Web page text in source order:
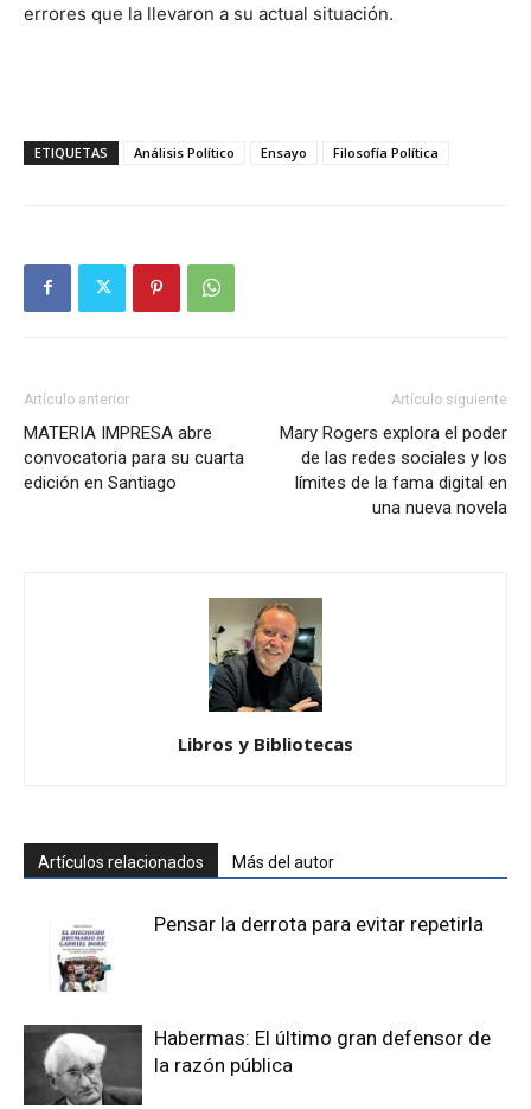
errores que la llevaron a su actual situación.
ETIQUETAS Análisis Político Ensayo Filosofía Política
Artículo anterior
MATERIA IMPRESA abre
convocatoria para su cuarta
edición en Santiago
Artículo siguiente
Mary Rogers explora el poder
de las redes sociales y los
límites de la fama digital en
una nueva novela
Libros y Bibliotecas
Artículos relacionados Más del autor
Pensar la derrota para evitar repetirla
Habermas: El último gran defensor de
la razón pública